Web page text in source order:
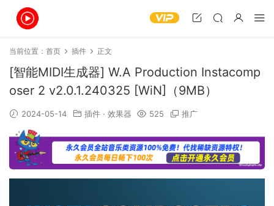
当前位置： 首页 插件 正文
[智能MIDI生成器] W.A Production Instacomp
oser 2 v2.0.1.240325 [WiN]（9MB）
2024-05-14 插件 · 效果器 525 推广